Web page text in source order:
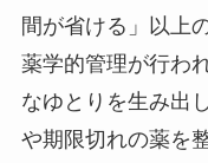
間が省ける」以上
薬学的管理が行わ
なゆとりを生み出
や期限切れの薬を